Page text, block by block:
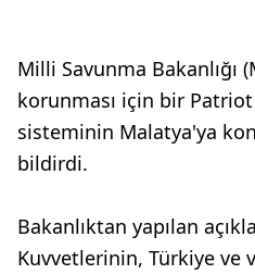
Milli Savunma Bakanlığı
korunması için bir
sisteminin Malatya'ya
bildirdi.
Bakanlıktan yapılan
Kuvvetlerinin, Türkiye ve